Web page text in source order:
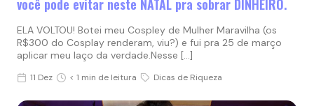
você pode evitar neste NATAL pra sobrar DINHEIRO.
ELA VOLTOU! Botei meu Cospley de Mulher Maravilha (os
R$300 do Cosplay renderam, viu?) e fui pra 25 de março
aplicar meu laço da verdade.Nesse […]
11 Dez < 1 min de leitura Dicas de Riqueza